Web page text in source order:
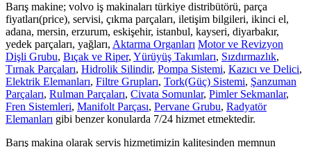
Barış makine; volvo iş makinaları türkiye distribütörü, parça
fiyatları(price), servisi, çıkma parçaları, iletişim bilgileri, ikinci el,
adana, mersin, erzurum, eskişehir, istanbul, kayseri, diyarbakır,
yedek parçaları, yağları, Aktarma Organları Motor ve Revizyon
Dişli Grubu, Bıçak ve Riper, Yürüyüş Takımları, Sızdırmazlık,
Tırnak Parçaları, Hidrolik Silindir, Pompa Sistemi, Kazıcı ve Delici,
Elektrik Elemanları, Filtre Grupları, Tork(Güç) Sistemi, Şanzuman
Parçaları, Rulman Parçaları, Civata Somunlar, Pimler Sekmanlar,
Fren Sistemleri, Manifolt Parçası, Pervane Grubu, Radyatör
Elemanları gibi benzer konularda 7/24 hizmet etmektedir.
Barış makina olarak servis hizmetimizin kalitesinden memnun